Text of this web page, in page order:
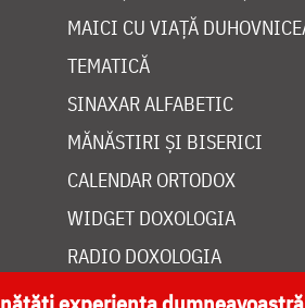
MAICI CU VIAȚĂ
TEMATICĂ
SINAXAR ALFABETIC
MĂNĂSTIRI ȘI BISERICI
CALENDAR ORTODOX
WIDGET DOXOLOGIA
RADIO DOXOLOGIA